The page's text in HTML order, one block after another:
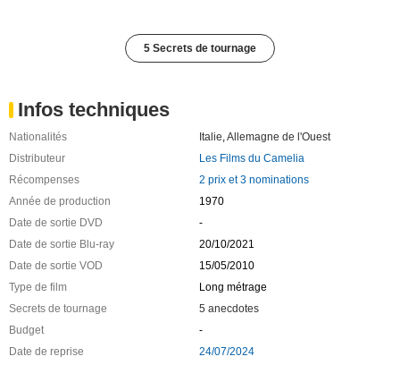
5 Secrets de tournage
Infos techniques
Nationalités Italie Allemagne de l'Ouest
Distributeur
Les Films du Camelia
Récompenses
2 prix et 3 nominations
Année de production
1970
Date de sortie DVD
-
Date de sortie Blu-ray
20/10/2021
Date de sortie VOD
15/05/2010
Type de film
Long métrage
Secrets de tournage
5 anecdotes
Budget
-
Date de reprise
24/07/2024